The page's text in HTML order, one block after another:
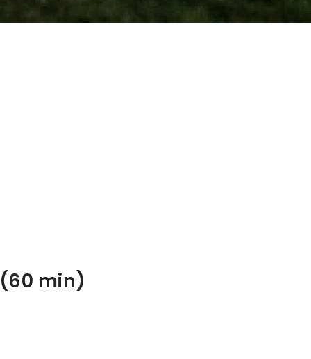
min)